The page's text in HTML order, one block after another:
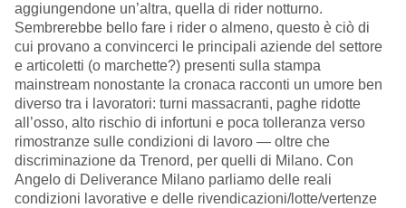
aggiungendone un’altra, quella di rider notturno.
Sembrerebbe bello fare i rider o almeno, questo è ciò di
cui provano a convincerci le principali aziende del settore
e articoletti (o marchette?) presenti sulla stampa
mainstream nonostante la cronaca racconti un umore ben
diverso tra i lavoratori: turni massacranti, paghe ridotte
all’osso, alto rischio di infortuni e poca tolleranza verso
rimostranze sulle condizioni di lavoro — oltre che
discriminazione da Trenord, per quelli di Milano. Con
Angelo di Deliverance Milano parliamo delle reali
condizioni lavorative e delle rivendicazioni/lotte/vertenze